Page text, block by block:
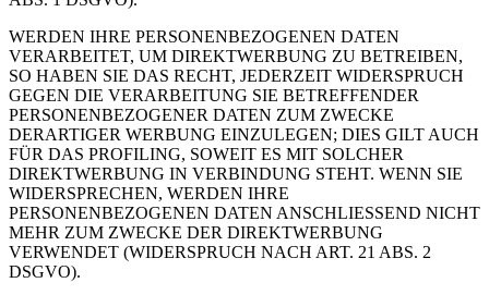
WERDEN IHRE PERSONENBEZOGENEN DATEN
VERARBEITET, UM DIREKTWERBUNG ZU BETREIBEN,
SO HABEN SIE DAS RECHT, JEDERZEIT WIDERSPRUCH
GEGEN DIE VERARBEITUNG SIE BETREFFENDER
PERSONENBEZOGENER DATEN ZUM ZWECKE
DERARTIGER WERBUNG EINZULEGEN; DIES GILT AUCH
FÜR DAS PROFILING, SOWEIT ES MIT SOLCHER
DIREKTWERBUNG IN VERBINDUNG STEHT. WENN SIE
WIDERSPRECHEN, WERDEN IHRE
PERSONENBEZOGENEN DATEN ANSCHLIESSEND NICHT
MEHR ZUM ZWECKE DER DIREKTWERBUNG
VERWENDET (WIDERSPRUCH NACH ART. 21 ABS. 2
DSGVO).